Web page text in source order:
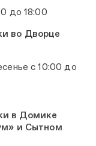
до 18:00
во Дворце
с 10:00 до
в Домике
и Сытном